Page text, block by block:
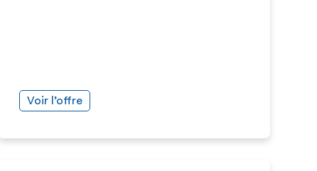
Voir l’offre